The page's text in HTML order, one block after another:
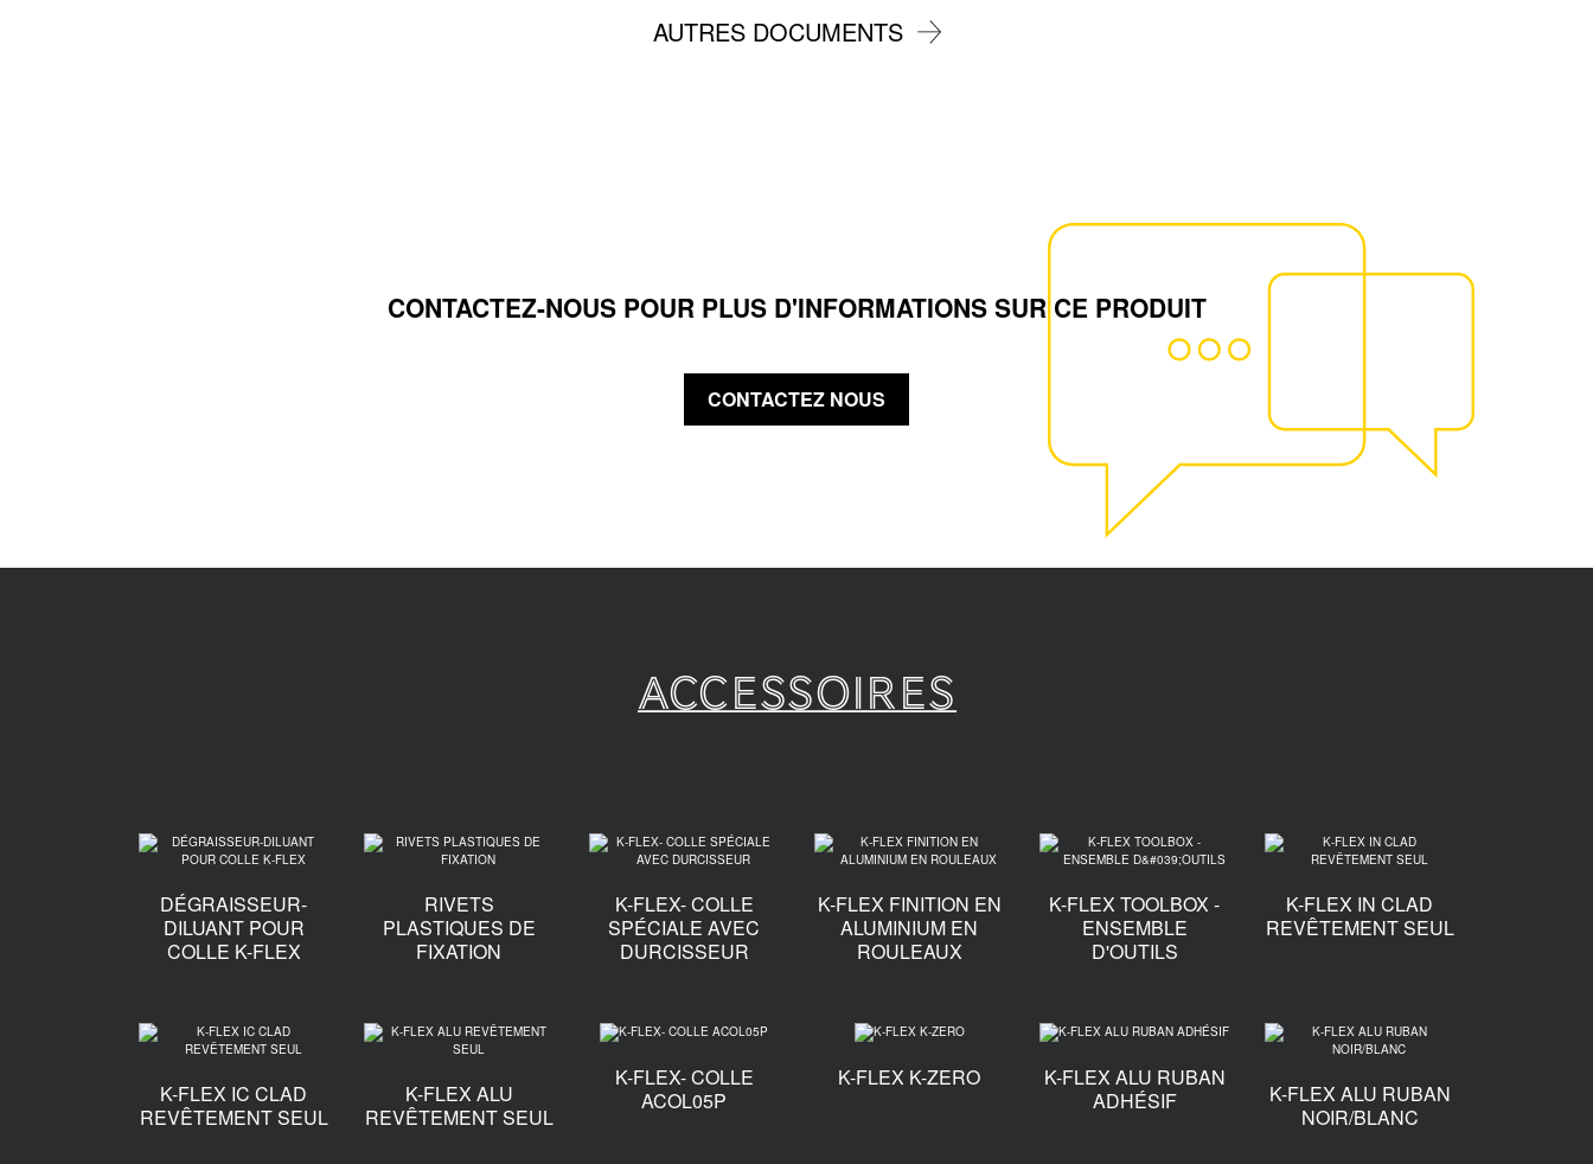
AUTRES DOCUMENTS
CONTACTEZ-NOUS POUR PLUS D'INFORMATIONS SUR CE PRODUIT
CONTACTEZ NOUS
Accessoires
DÉGRAISSEUR-
DILUANT POUR
COLLE K-FLEX
RIVETS
PLASTIQUES DE
FIXATION
K-FLEX- COLLE
SPÉCIALE AVEC
DURCISSEUR
K-FLEX FINITION EN
ALUMINIUM EN
ROULEAUX
K-FLEX TOOLBOX -
ENSEMBLE
D'OUTILS
K-FLEX IN CLAD
REVÊTEMENT SEUL
K-FLEX IC CLAD
REVÊTEMENT SEUL
K-FLEX ALU
REVÊTEMENT SEUL
K-FLEX- COLLE
ACOL05P
K-FLEX K-ZERO
K-FLEX ALU RUBAN
ADHÉSIF
K-FLEX ALU RUBAN
NOIR/BLANC